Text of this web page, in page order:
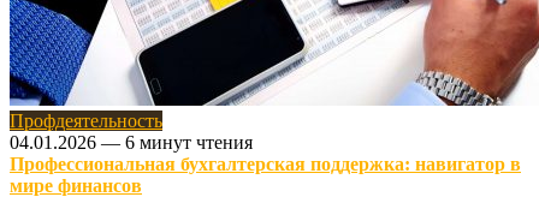
Профдеятельность
04.01.2026 — 6 минут чтения
Профессиональная бухгалтерская поддержка: навигатор в
мире финансов